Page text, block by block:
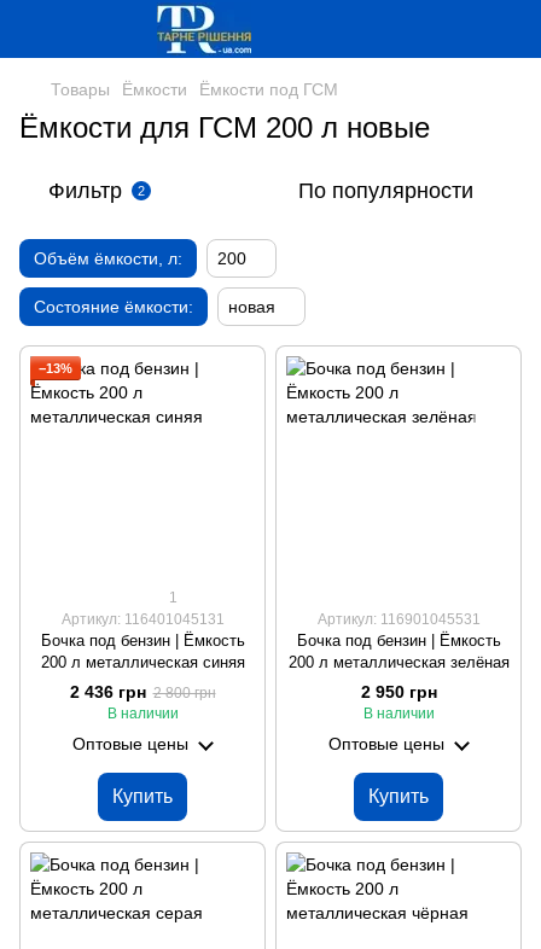
Товары Ёмкости Ёмкости под ГСМ
Ёмкости для ГСМ 200 л новые
Фильтр 2 По популярности
Объём ёмкости, л: 200
Состояние ёмкости: новая
−13%
1
Артикул: 116401045131
Бочка под бензин | Ёмкость
200 л металлическая синяя
2 436 грн 2 800 грн
В наличии
Оптовые цены
Купить
Артикул: 116901045531
Бочка под бензин | Ёмкость
200 л металлическая зелёная
2 950 грн
В наличии
Оптовые цены
Купить